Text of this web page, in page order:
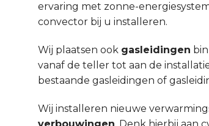
ervaring met zonne-
convector bij u installeren.
Wij plaatsen ook gasleidingen
vanaf de teller tot aan de
bestaande gasleidingen of
Wij installeren nieuwe